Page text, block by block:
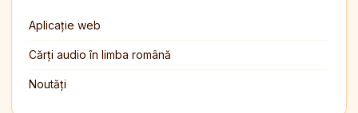
Aplicație web
Cărți audio în limba română
Noutăți